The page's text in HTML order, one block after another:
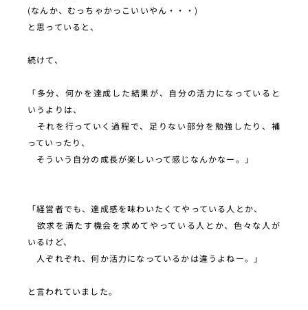
(なんか、むっちゃかっこいいやん・・・)
と思っていると、
続けて、
「多分、何かを達成した結果が、自分の活力になっていると
いうよりは、
それを行っていく過程で、足りない部分を勉強したり、補
っていったり、
そういう自分の成長が楽しいって感じなんかなー。」
「経営者でも、達成感を味わいたくてやっている人とか、
欲求を満たす機会を求めてやっている人とか、色々な人が
いるけど、
人ぞれぞれ、何か活力になっているかは違うよねー。」
と言われていました。